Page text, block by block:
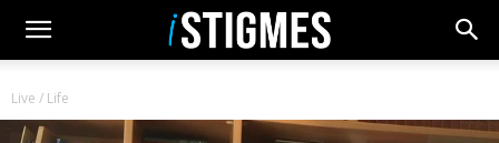
Live / Life